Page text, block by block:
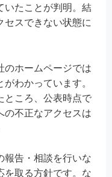
いたことが判明。結
セスできない状態に
のホームページでは
わかっています。
ところ、公表時点で
の不正なアクセスは
報告・相談を行いな
を取る方針です。な